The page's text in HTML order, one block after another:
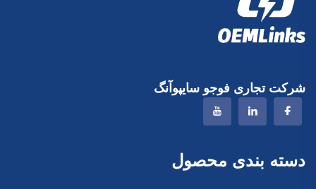
شرکت تجاری فوجو سایپوآنگ
دسته بندی محصول